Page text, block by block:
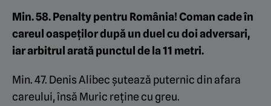
Min. 58. Penalty pentru România! Coman cade în
careul oaspeților după un duel cu doi adversari,
iar arbitrul arată punctul de la 11 metri.
Min. 47. Denis Alibec șutează puternic din afara
careului, însă Muric reține cu greu.